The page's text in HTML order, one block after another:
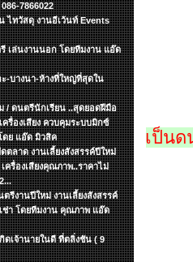
7866022
น ไทวัสดุ งานอีเว้นท์ Events
เล่นงานนอก โดยทีมงาน แอ๊ด
-บางนา-ห้างที่ใหญ่ที่สุดใน
/ ดนตรีนักเรียน ..สุดยอดฝีมือ
รื่องเสียง ควบคุมระบบมิกซ์
ดย แอ๊ด มิวสิค
ตลาด งานเลี้ยงสังสรรค์ปีใหม่
ครื่องเสียงคุณภาพ..ราคาไม่
รีงานปีใหม่ งานเลี้ยงสังสรรค์
เช่า โดยทีมงาน คุณภาพ แอ๊ด
ดเจ้านายในดี ที่ตลิ่งชัน ( 9
เป็นด